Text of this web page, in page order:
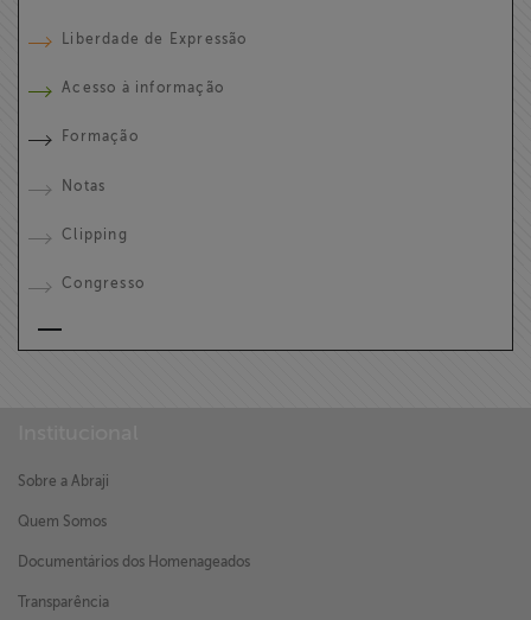
Assine a nossa
Fale Conosco
Liberdade de Expressão
Acesso à informação
Formação
Notas
Clipping
Congresso
Sobre a Abraji
Quem Somos
Documentários dos Homenageados
Transparência